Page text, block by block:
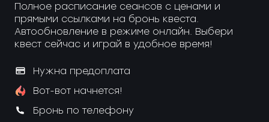
Полное расписание сеансов с ценами и
прямыми ссылками на бронь квеста.
Автообновление в режиме онлайн. Выбери
квест сейчас и играй в удобное время!
Нужна предоплата
Вот-вот начнется!
Бронь по телефону